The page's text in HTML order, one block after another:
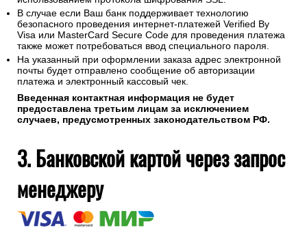
В случае если Ваш банк поддерживает технологию
безопасного проведения интернет-платежей Verified By
Visa или MasterCard Secure Code для проведения платежа
также может потребоваться ввод специального пароля.
На указанный при оформлении заказа адрес электронной
почты будет отправлено сообщение об авторизации
платежа и электронный кассовый чек.
Введенная контактная информация не будет
предоставлена третьим лицам за исключением
случаев, предусмотренных законодательством РФ.
3. Банковской картой через запрос
менеджеру